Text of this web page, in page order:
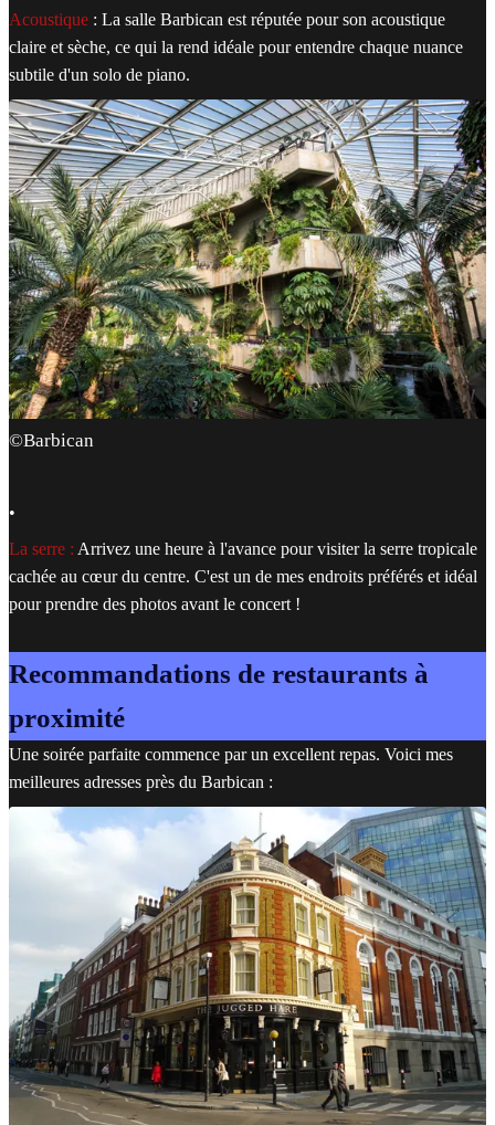
Acoustique : La salle Barbican est réputée pour son acoustique
claire et sèche, ce qui la rend idéale pour entendre chaque nuance
subtile d'un solo de piano.
©Barbican
•
La serre : Arrivez une heure à l'avance pour visiter la serre tropicale
cachée au cœur du centre. C'est un de mes endroits préférés et idéal
pour prendre des photos avant le concert !
Recommandations de restaurants à
proximité
Une soirée parfaite commence par un excellent repas. Voici mes
meilleures adresses près du Barbican :